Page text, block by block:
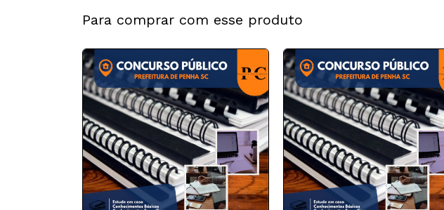
Para comprar com esse produto